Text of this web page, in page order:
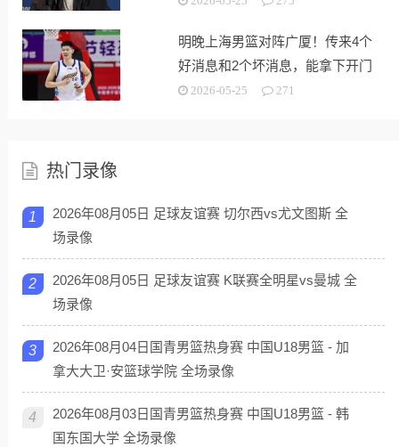
明晚上海男篮对阵广厦！传来4个
好消息和2个坏消息，能拿下开门
红2026-05-25 271
热门录像
1
2026年08月05日 足球友谊赛 切尔西vs尤文图斯 全
场录像
2
2026年08月05日 足球友谊赛 K联赛全明星vs曼城 全
场录像
3
2026年08月04日国青男篮热身赛 中国U18男篮 - 加
拿大大卫·安篮球学院 全场录像
4
2026年08月03日国青男篮热身赛 中国U18男篮 - 韩
国东国大学 全场录像